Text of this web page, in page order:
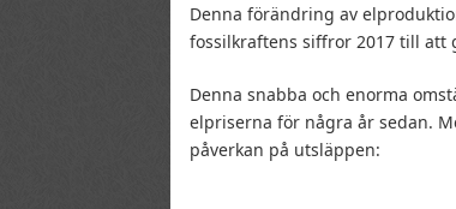
Denna förändring av
fossilkraftens siffror 2017 till att
Denna snabba och enorma
elpriserna för några år sedan.
påverkan på utsläppen: